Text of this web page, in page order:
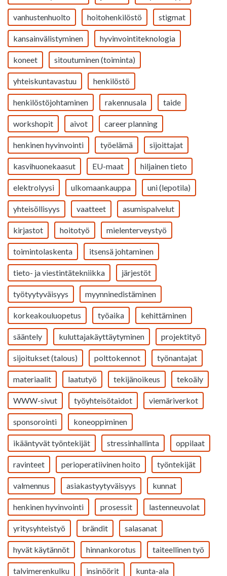
vanhustenhuolto hoitohenkilöstö stigmat
kansainvälistyminen hyvinvointiteknologia
koneet sitoutuminen (toiminta)
yhteiskuntavastuu henkilöstö
henkilöstöjohtaminen rakennusala taide
workshopit aivot career planning
henkinen hyvinvointi työelämä sijoittajat
kasvihuonekaasut EU-maat hiljainen tieto
elektrolyysi ulkomaankauppa uni (lepotila)
yhteisöllisyys vaatteet asumispalvelut
kirjastot hoitotyö mielenterveystyö
toimintolaskenta itsensä johtaminen
tieto- ja viestintätekniikka järjestöt
työtyytyväisyys myynninedistäminen
korkeakouluopetus työaika kehittäminen
sääntely kuluttajakäyttäytyminen projektityö
sijoitukset (talous) polttokennot työnantajat
materiaalit laatutyö tekijänoikeus tekoäly
WWW-sivut työyhteisötaidot viemäriverkot
sponsorointi koneoppiminen
ikääntyvät työntekijät stressinhallinta oppilaat
ravinteet perioperatiivinen hoito työntekijät
valmennus asiakastyytyväisyys kunnat
henkinen hyvinvointi prosessit lastenneuvolat
yritysyhteistyö brändit salasanat
hyvät käytännöt hinnankorotus taiteellinen työ
talvimerenkulku insinöörit kunta-ala